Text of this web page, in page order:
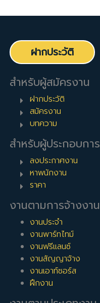
ฝากประวัติ
สำหรับผู้สมัครงาน
ฝากประวัติ
สมัครงาน
บทความ
สำหรับผู้ประกอบการ
ลงประกาศงาน
หาพนักงาน
ราคา
งานตามการจ้างงาน
งานประจำ
งานพาร์ทไทม์
งานฟรีแลนซ์
งานสัญญาจ้าง
งานเอาท์ซอร์ส
ฝึกงาน